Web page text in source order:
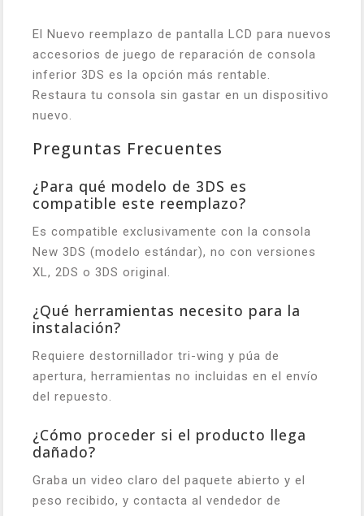
El Nuevo reemplazo de pantalla LCD para nuevos
accesorios de juego de reparación de consola
inferior 3DS es la opción más rentable.
Restaura tu consola sin gastar en un dispositivo
nuevo.
Preguntas Frecuentes
¿Para qué modelo de 3DS es
compatible este reemplazo?
Es compatible exclusivamente con la consola
New 3DS (modelo estándar), no con versiones
XL, 2DS o 3DS original.
¿Qué herramientas necesito para la
instalación?
Requiere destornillador tri-wing y púa de
apertura, herramientas no incluidas en el envío
del repuesto.
¿Cómo proceder si el producto llega
dañado?
Graba un video claro del paquete abierto y el
peso recibido, y contacta al vendedor de